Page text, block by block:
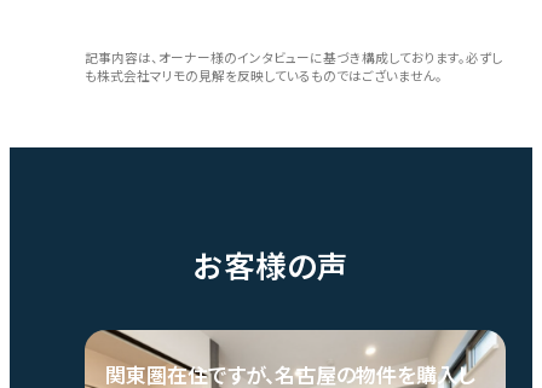
記事内容は、オーナー様のインタビューに基づき構成しております。必ずし
も株式会社マリモの見解を反映しているものではございません。
お客様の声
関東圏在住ですが、名古屋の物件を購入し